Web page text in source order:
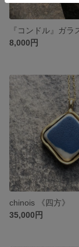
『コンドル』ガラ
8,000円
chinois 《四方》
35,000円